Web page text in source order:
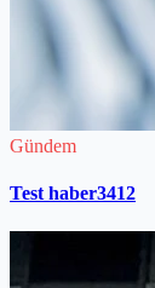
Gündem
Test haber3412